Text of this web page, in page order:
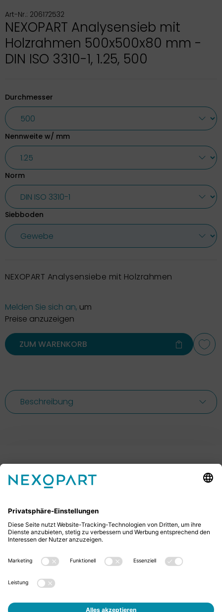
Art-Nr.: 206172532
NEXOPART Analysensieb mit
Holzrahmen 500x500x80 mm -
DIN ISO 3310-1, 1.25, 500
Durchmesser
Nennweite w/ mm
Norm
Siebboden
NEXOPART Analysensiebe mit Holzrahmen
Melden Sie sich an, um
Preise anzuzeigen
ZUM WARENKORB
Beschreibung
Ihr Kontakt zu uns.
schreiben uns eine E-Mail.
+49 2522 59084 0
sales@nexopart.com
Jobs